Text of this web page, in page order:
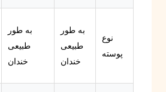
نوع
پوسته
به طور
طبیعی
خندان
به طور
طبیعی
خندان